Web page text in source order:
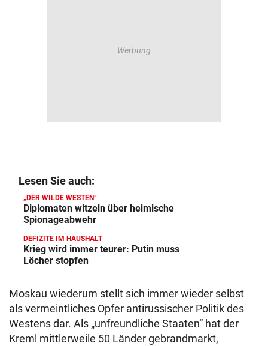
Lesen Sie auch:
„DER WILDE WESTEN“
Diplomaten witzeln über heimische
Spionageabwehr
DEFIZITE IM HAUSHALT
Krieg wird immer teurer: Putin muss
Löcher stopfen
Moskau wiederum stellt sich immer wieder selbst
als vermeintliches Opfer antirussischer Politik des
Westens dar. Als „unfreundliche Staaten“ hat der
Kreml mittlerweile 50 Länder gebrandmarkt,